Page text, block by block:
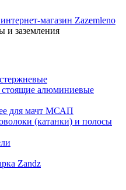
и заземления
алюминиевые
для мачт МСАП
(катанки) и полосы
Zandz